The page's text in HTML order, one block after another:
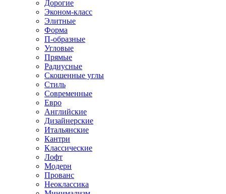
Дорогие
Эконом-класс
Элитные
Форма
П-образные
Угловые
Прямые
Радиусные
Скошенные углы
Стиль
Современные
Евро
Английские
Дизайнерские
Итальянские
Кантри
Классические
Лофт
Модерн
Прованс
Неоклассика